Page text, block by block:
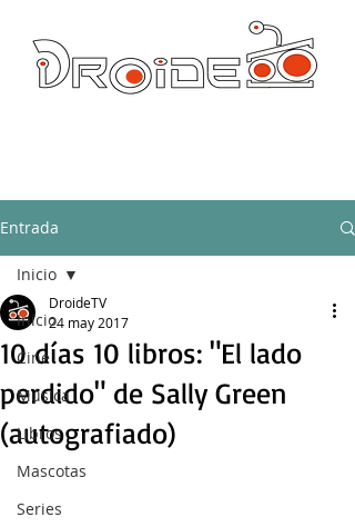
Entrada
Inicio
Cine
Música
Libros
Mascotas
Series
Inicio
10 días 10 libros: "El lado
perdido" de Sally Green
(autografiado)
DroideTV
24 may 2017